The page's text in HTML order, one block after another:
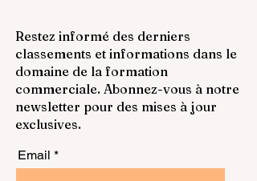
Restez informé des derniers
classements et informations dans le
domaine de la formation
commerciale. Abonnez-vous à notre
newsletter pour des mises à jour
exclusives.
Email